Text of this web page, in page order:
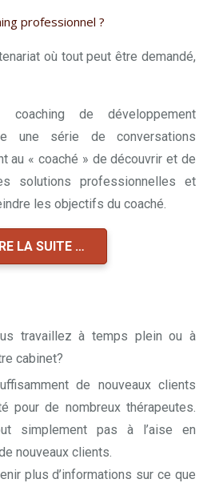
professionnel ?
où tout peut être demandé,
de développement
une série de conversations
au « coaché » de découvrir et de
solutions professionnelles et
les objectifs du coaché.
LA SUITE …
travaillez à temps plein ou à
cabinet?
de nouveaux clients
pour de nombreux thérapeutes.
simplement pas à l’aise en
nouveaux clients.
plus d’informations sur ce que